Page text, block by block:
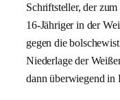
Schriftsteller, der
16-Jähriger in der
gegen die
Niederlage der
dann überwiegend in